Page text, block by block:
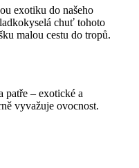
exotiku do našeho
chuť tohoto
malou cestu do tropů.
patře – exotické a
vyvažuje ovocnost.